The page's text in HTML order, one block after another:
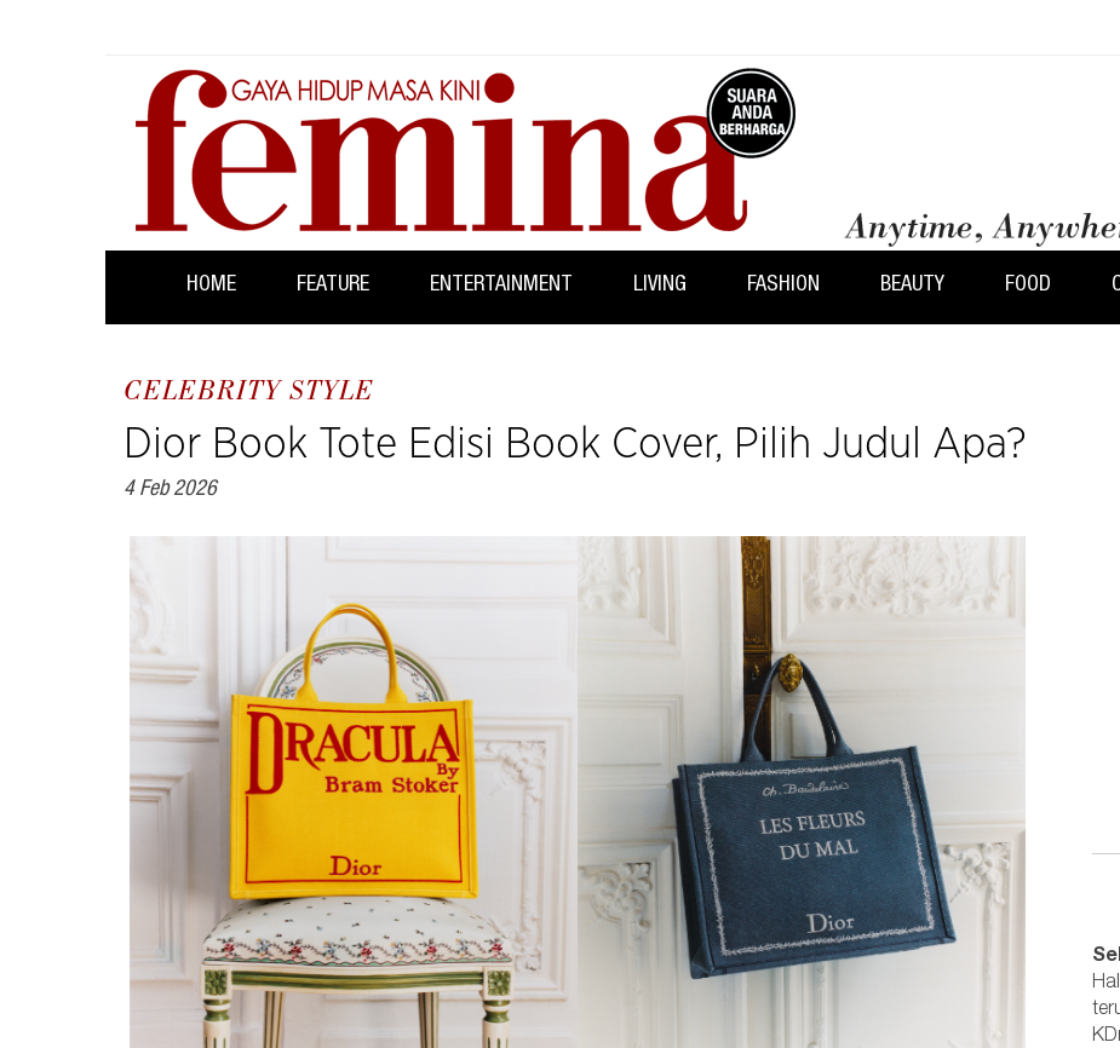
HOME FEATURE ENTERTAINMENT LIVING FASHION BEAUTY FOOD
CELEBRITY STYLE
Dior Book Tote Edisi Book Cover, Pilih Judul Apa?
4 Feb 2026